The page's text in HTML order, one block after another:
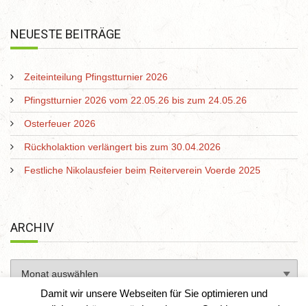
NEUESTE BEITRÄGE
Zeiteinteilung Pfingstturnier 2026
Pfingstturnier 2026 vom 22.05.26 bis zum 24.05.26
Osterfeuer 2026
Rückholaktion verlängert bis zum 30.04.2026
Festliche Nikolausfeier beim Reiterverein Voerde 2025
ARCHIV
Damit wir unsere Webseiten für Sie optimieren und